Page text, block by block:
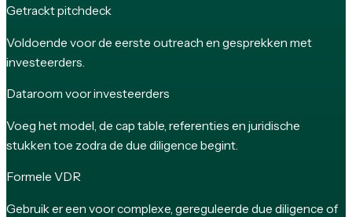
Getrackt pitchdeck
Voldoende voor de eerste outreach en gesprekken met
investeerders.
Dataroom voor investeerders
Voeg het model, de cap table, referenties en juridische
stukken toe zodra de due diligence begint.
Formele VDR
Gebruik er een voor complexe, gereguleerde due diligence of